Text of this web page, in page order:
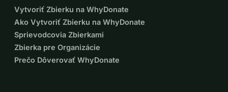
Prosím, zdieľajte túto správu so všetkými, ktorí sa možno
chcú zúčastniť na zbierke
Srdečné poďakovanie všetkým darcom!
Vytvoriť Zbierku na WhyDonate
Ako Vytvoriť Zbierku na WhyDonate
Sprievodcovia Zbierkami
Zbierka pre Organizácie
Prečo Dôverovať WhyDonate